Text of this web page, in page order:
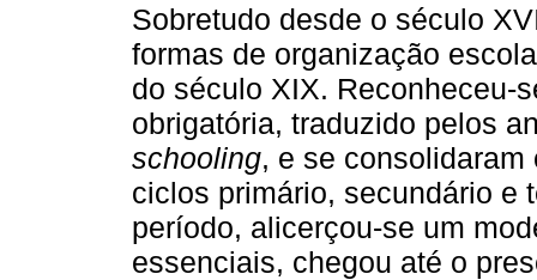
Sobretudo desde o século
formas de organização
do século XIX. Reconheceu-
obrigatória, traduzido pelos
schooling, e se
ciclos primário, secundário e
período, alicerçou-se um
essenciais, chegou até o